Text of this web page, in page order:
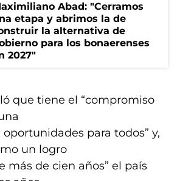
Abad: "Cerramos
etapa y abrimos la de
la alternativa de
para los bonaerenses
2027"
que tiene el “compromiso
para todos” y,
un logro
más de cien años” el país